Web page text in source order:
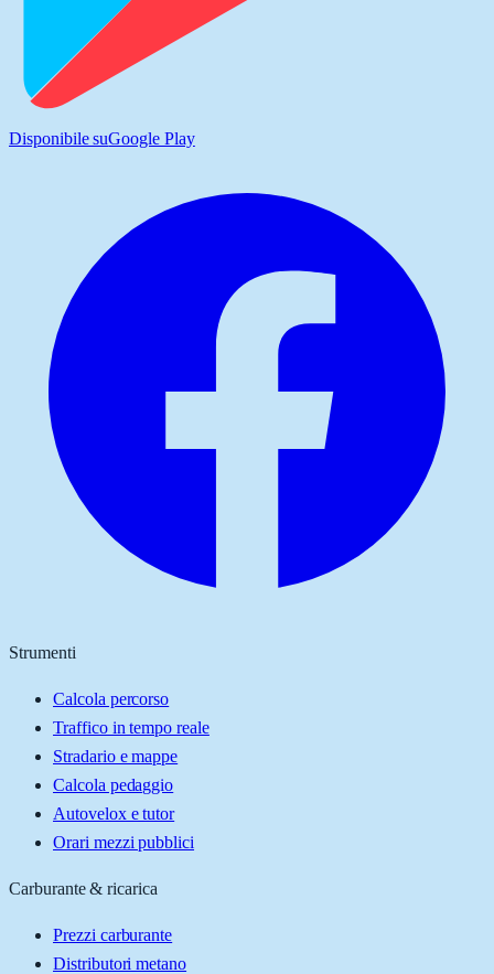
Disponibile suGoogle Play
Strumenti
Calcola percorso
Traffico in tempo reale
Stradario e mappe
Calcola pedaggio
Autovelox e tutor
Orari mezzi pubblici
Carburante & ricarica
Prezzi carburante
Distributori metano